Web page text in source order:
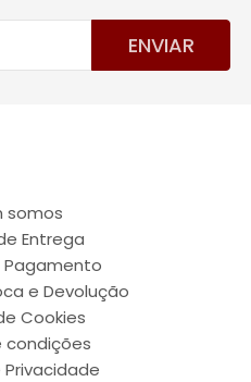
ENVIAR
somos
Entrega
Pagamento
e Devolução
Cookies
condições